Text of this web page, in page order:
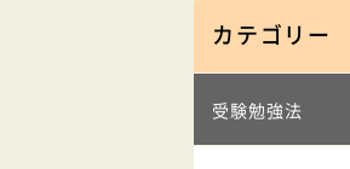
カテゴリー
受験勉強法